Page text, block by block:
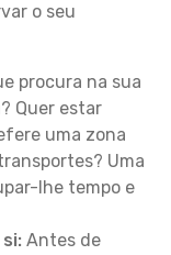
o seu
procura na sua
Quer estar
uma zona
Uma
lhe tempo e
Antes de